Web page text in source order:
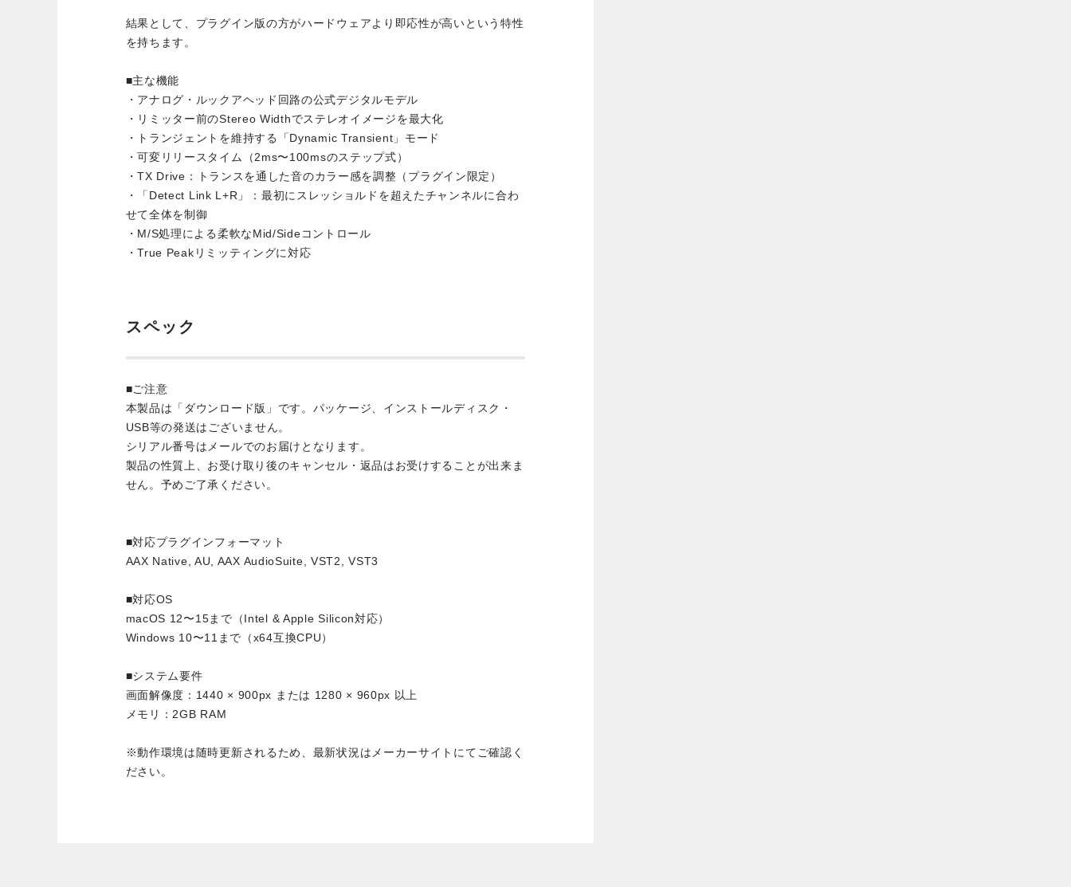
結果として、プラグイン版の方がハードウェアより即応性が高いという特性
を持ちます。
■主な機能
・アナログ・ルックアヘッド回路の公式デジタルモデル
・リミッター前のStereo Widthでステレオイメージを最大化
・トランジェントを維持する「Dynamic Transient」モード
・可変リリースタイム（2ms〜100msのステップ式）
・TX Drive：トランスを通した音のカラー感を調整（プラグイン限定）
・「Detect Link L+R」：最初にスレッショルドを超えたチャンネルに合わ
せて全体を制御
・M/S処理による柔軟なMid/Sideコントロール
・True Peakリミッティングに対応
スペック
■ご注意
本製品は「ダウンロード版」です。パッケージ、インストールディスク・
USB等の発送はございません。
シリアル番号はメールでのお届けとなります。
製品の性質上、お受け取り後のキャンセル・返品はお受けすることが出来ま
せん。予めご了承ください。
■対応プラグインフォーマット
AAX Native, AU, AAX AudioSuite, VST2, VST3
■対応OS
macOS 12〜15まで（Intel & Apple Silicon対応）
Windows 10〜11まで（x64互換CPU）
■システム要件
画面解像度：1440 × 900px または 1280 × 960px 以上
メモリ：2GB RAM
※動作環境は随時更新されるため、最新状況はメーカーサイトにてご確認く
ださい。